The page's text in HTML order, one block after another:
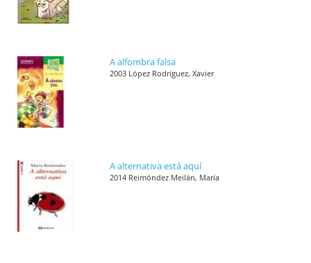
A alfombra falsa
2003 López Rodríguez, Xavier
A alternativa está aquí
2014 Reimóndez Meilán, María